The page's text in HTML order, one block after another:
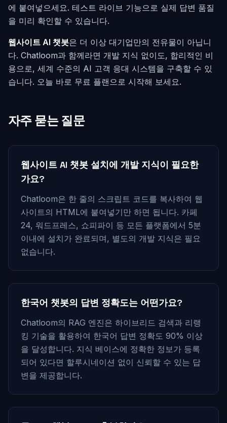
에 붙여넣으세요. 테스트 라이브 기능으로 실제 답변 품질
을 미리 확인할 수 있습니다.
웹사이트 AI 챗봇은 더 이상 대기업만의 전유물이 아닙니
다. Chatloom과 함께라면 개발 지식 없이도, 합리적인 비
용으로, 세계 수준의 AI 고객 응대 시스템을 구축할 수 있
습니다. 오늘 바로 무료 플랜으로 시작해 보세요.
자주 묻는 질문
웹사이트 AI 챗봇 설치에 개발 지식이 필요한
가요?
Chatloom은 한 줄의 스크립트 코드를 복사하여 웹
사이트의 HTML에 붙여넣기만 하면 됩니다. 카페
24, 워드프레스, 쇼피파이 등 모든 플랫폼에서 5분
이내에 설치가 완료되며, 별도의 개발 지식은 필요
없습니다.
한국어 챗봇의 답변 정확도는 어떤가요?
Chatloom의 RAG 엔진은 하이브리드 검색과 리랭
킹 기술을 활용하여 한국어 답변 정확도 90% 이상
을 달성합니다. 지식 베이스에 정확한 정보가 등록
되어 있다면 할루시네이션 없이 신뢰할 수 있는 답
변을 제공합니다.